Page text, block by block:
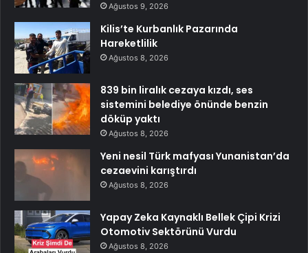
Ağustos 9, 2026
Kilis’te Kurbanlık Pazarında
Hareketlilik
Ağustos 8, 2026
839 bin liralık cezaya kızdı, ses
sistemini belediye önünde benzin
döküp yaktı
Ağustos 8, 2026
Yeni nesil Türk mafyası Yunanistan’da
cezaevini karıştırdı
Ağustos 8, 2026
Yapay Zeka Kaynaklı Bellek Çipi Krizi
Otomotiv Sektörünü Vurdu
Ağustos 8, 2026